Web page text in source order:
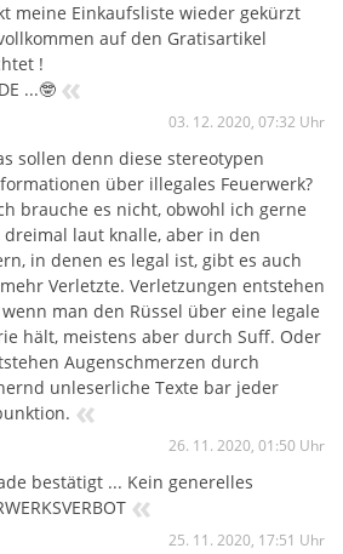
meine Einkaufsliste wieder gekürzt
auf den Gratisartikel
!
...🤓 «
03. 12. 2020, 07:32 Uhr
sollen denn diese stereotypen
über illegales Feuerwerk?
brauche es nicht, obwohl ich gerne
dreimal laut knalle, aber in den
in denen es legal ist, gibt es auch
Verletzte. Verletzungen entstehen
man den Rüssel über eine legale
hält, meistens aber durch Suff. Oder
Augenschmerzen durch
unleserliche Texte bar jeder
«
26. 11. 2020, 01:50 Uhr
bestätigt ... Kein generelles
«
25. 11. 2020, 17:51 Uhr